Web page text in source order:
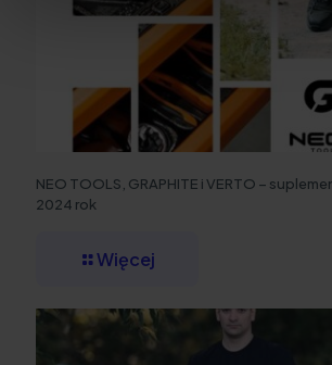
NEO TOOLS, GRAPHITE i VERTO –
2024 rok
Więcej